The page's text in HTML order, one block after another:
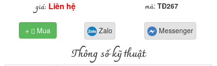
giá: Liên hệ mã: TĐ267
+  Mua Zalo Messenger
Thông số kỹ thuật